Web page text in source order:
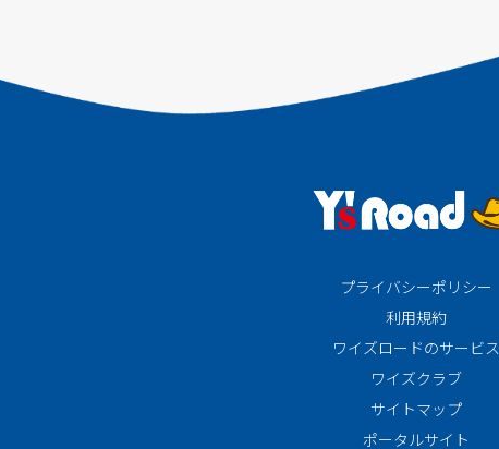
プライバシーポリシー
利用規約
ワイズロードのサービス
ワイズクラブ
サイトマップ
ポータルサイト